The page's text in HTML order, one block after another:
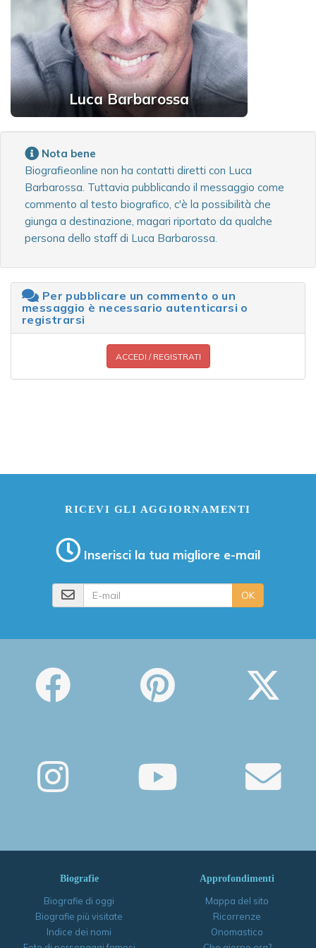
Luca Barbarossa
Nota bene
Biografieonline non ha contatti diretti con Luca
Barbarossa. Tuttavia pubblicando il messaggio come
commento al testo biografico, c'è la possibilità che
giunga a destinazione, magari riportato da qualche
persona dello staff di Luca Barbarossa.
Per pubblicare un commento o un
messaggio è necessario autenticarsi o
registrarsi
ACCEDI / REGISTRATI
RICEVI GLI AGGIORNAMENTI
Inserisci la tua migliore e-mail
OK
Biografie
Biografie di oggi
Biografie più visitate
Indice dei nomi
Approfondimenti
Mappa del sito
Ricorrenze
Onomastico